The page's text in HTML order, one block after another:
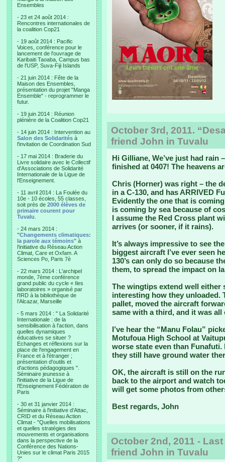
Ensembles
- 23 et 24 août 2014 :
Rencontres internationales de
la coalition Cop21
- 19 août 2014 : Pacific
Voices, conférence pour le
lancement de l'ouvrage de
Karibaiti Taoaba, Campus bas
de l'USP, Suva-Fiji Islands
- 21 juin 2014 : Fête de la
Maison des Ensembles,
présentation du projet "Manga
Ensemble" - reprogrammer le
futur.
- 19 juin 2014 : Réunion
plénière de la Coalition Cop21
- 14 juin 2014 : Intervention au
Salon des Solidarités à
l'invitation de Coordination Sud
- 17 mai 2014 : Braderie du
Livre solidaire avec le Collectif
d'Associations de Solidarité
Internationale de la Ligue de
l'Enseignement.
- 11 avril 2014 : La Foulée du
10e - 10 écoles, 55 classes,
soit près de 2000 élèves de
primaire courent pour
Tuvalu
- 24 mars 2014 :
"Changements climatiques:
la parole aux témoins" à
l'initiative du Réseau Action
Climat, Care et Oxfam. A
Sciences Po, Paris 7è
- 22 mars 2014 : L'archipel
monde, 7ème conférence
grand public du cycle « Iles
laboratoires » organisé par
l'IRD à la bibliothèque de
l’Alcazar, Marseille
- 5 mars 2014 : " La Solidarité
Internationale : de la
sensibilisation à l'action, dans
quelles dynamiques
éducatives se situer ?
Echanges et réflexions sur la
place de l'engagement en
France et à l'étranger ;
présentation d'outils et
d'actions pédagogiques ".
Séminaire jeunesse à
l'initiative de la Ligue de
l'Enseignement Fédération de
Paris
- 30 et 31 janvier 2014 :
Séminaire à l'initiative d'Attac,
CRID et du Réseau Action
Climat - "Quelles mobilisations
et quelles stratégies des
mouvements et organisations
dans la perspective de la
Conférence des Nations-
Unies sur le climat Paris 2015
?"
October 3rd, 2011.
friend John in Tuvalu
Hi Gilliane, We’ve just had rain
finished at 0407! The heavens
Chris (Horner) was right – the
in a C-130, and has ARRIVED
Evidently the one that is
is coming by sea because of
I assume the Red Cross plant
arrives (or sooner, if it rains).
It’s always impressive to see
biggest aircraft I’ve ever seen
130’s can only do so because
them, to spread the impact on
The wingtips extend well either
interesting how they unloaded.
pallet, moved the aircraft
same with a third, and it was
I’ve hear the “Manu Folau”
Motufoua High School at
worse state even than
they still have ground water
OK, the aircraft is still on the
back to the airport and watch
will get some photos from
Best regards, John
October 2nd, 2011 -
friend John in Tuvalu